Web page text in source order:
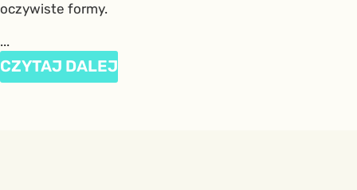
oczywiste formy.
...
CZYTAJ DALEJ